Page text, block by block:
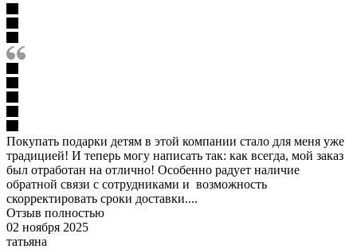
Покупать подарки детям в этой компании стало для меня уже
традицией! И теперь могу написать так: как всегда, мой заказ
был отработан на отлично! Особенно радует наличие
обратной связи с сотрудниками и возможность
скорректировать сроки доставки....
Отзыв полностью
02 ноября 2025
татьяна